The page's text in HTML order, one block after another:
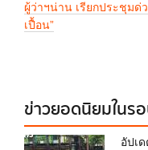
ผู้ว่าฯน่าน เรียกประชุม
เปื้อน”
ข่าวยอดนิยมในร
อัปเ